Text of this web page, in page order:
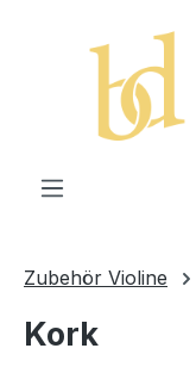
Zubehör Violine
Kork